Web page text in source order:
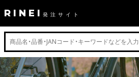
RINEI 発注サイト